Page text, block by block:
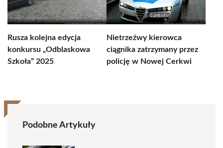
Rusza kolejna edycja
konkursu „Odblaskowa
Szkoła” 2025
Nietrzeźwy kierowca
ciągnika zatrzymany przez
policję w Nowej Cerkwi
Podobne Artykuły